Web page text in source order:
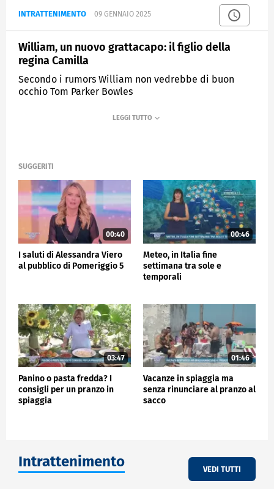
INTRATTENIMENTO 09 GENNAIO 2025
William, un nuovo grattacapo: il figlio della
regina Camilla
Secondo i rumors William non vedrebbe di buon
occhio Tom Parker Bowles
POMERIGGIO CINQUE
SUGGERITI
00:40
I saluti di Alessandra Viero
al pubblico di Pomeriggio 5
00:46
Meteo, in Italia fine
settimana tra sole e
temporali
03:47
Panino o pasta fredda? I
consigli per un pranzo in
spiaggia
01:46
Vacanze in spiaggia ma
senza rinunciare al pranzo al
sacco
Intrattenimento VEDI TUTTI